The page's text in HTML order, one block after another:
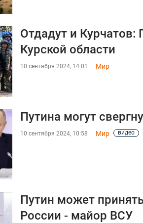
Отдадут и Курчатов:
Курской области
10 сентября 2024, 14:01 Мир
Путина могут
10 сентября 2024, 10:58 Мир видео
Путин может
России - майор ВСУ